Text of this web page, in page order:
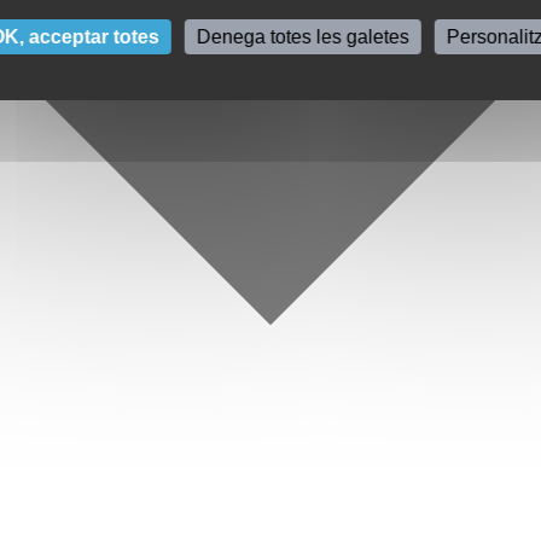
acceptar totes Denega totes les galetes